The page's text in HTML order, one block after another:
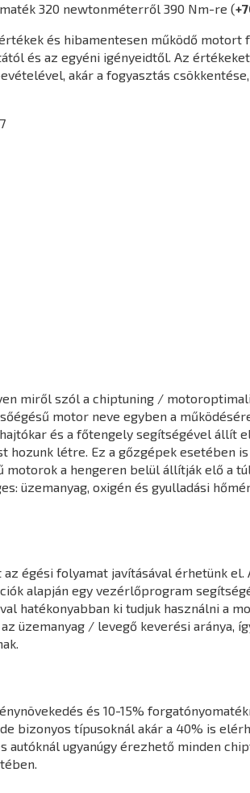
320 newtonméterről 390 Nm-re (
és hibamentesen működő
és az egyéni igényeidtől. Az
akár a fogyasztás
miről szól a chiptuning /
motor neve egyben a
és a főtengely segítségével állít
hozunk létre. Ez a gőzgépek esetében
motorok a hengeren belül állítják elő a
üzemanyag, oxigén és gyulladási
égési folyamat javításával érhetünk
alapján egy vezérlőprogram
hatékonyabban ki tudjuk használni a
üzemanyag / levegő keverési aránya,
és 10-15%
bizonyos típusoknál akár a 40% is
autóknál ugyanúgy érezhető minden